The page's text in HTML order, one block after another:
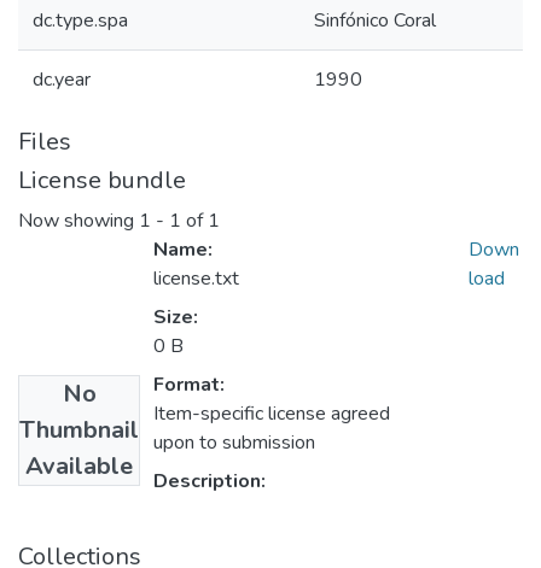
dc.type.spa Sinfónico Coral
dc.year 1990
Files
License bundle
Now showing 1 - 1 of 1
No
Thumbnail
Available
Name:
license.txt
Size:
0 B
Format:
Item-specific license agreed
upon to submission
Description:
Down
load
Collections